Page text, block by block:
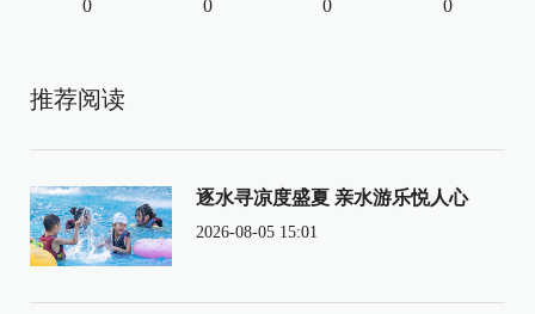
0 0 0 0
推荐阅读
逐水寻凉度盛夏 亲水游乐悦人心
2026-08-05 15:01